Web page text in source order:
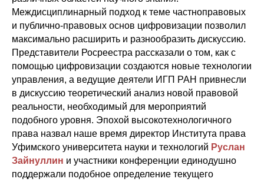
Междисциплинарный подход к теме частноправовых
и публично-правовых основ цифровизации позволил
максимально расширить и разнообразить дискуссию.
Представители Росреестра рассказали о том, как с
помощью цифровизации создаются новые технологии
управления, а ведущие деятели ИГП РАН привнесли
в дискуссию теоретический анализ новой правовой
реальности, необходимый для мероприятий
подобного уровня. Эпохой высокотехнологичного
права назвал наше время директор Института права
Уфимского университета науки и технологий Руслан
Зайнуллин и участники конференции единодушно
поддержали подобное определение текущего